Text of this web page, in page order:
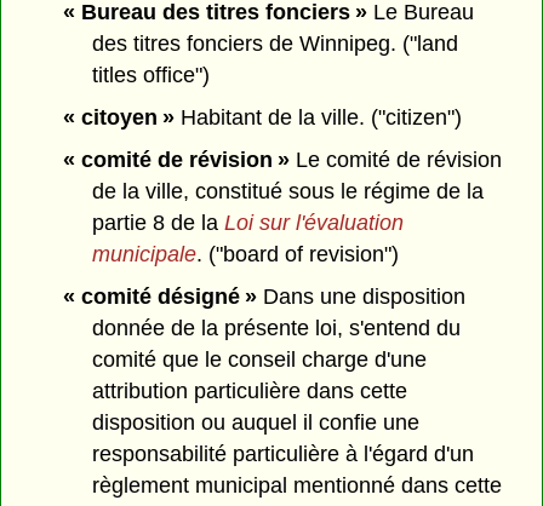
« Bureau des titres fonciers »Le Bureau
des titres fonciers de Winnipeg. ("land
titles office")
« citoyen »Habitant de la ville. ("citizen")
« comité de révision »Le comité de révision
de la ville, constitué sous le régime de la
partie 8 de laLoi sur l'évaluation
municipale. ("board of revision")
« comité désigné »Dans une disposition
donnée de la présente loi, s'entend du
comité que le conseil charge d'une
attribution particulière dans cette
disposition ou auquel il confie une
responsabilité particulière à l'égard d'un
règlement municipal mentionné dans cette